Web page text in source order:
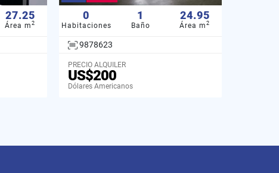
27.25
Área m 2
0
Habitaciones
1
Baño
24.95
Área m 2
9878623
PRECIO ALQUILER
US$200
Dólares Americanos